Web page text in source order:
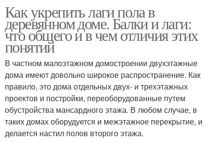
Как укрепить лаги пола в
деревянном доме. Балки и лаги:
что общего и в чем отличия этих
понятий
В частном малоэтажном домостроении двухэтажные
дома имеют довольно широкое распространение. Как
правило, это дома отдельных двух- и трехэтажных
проектов и постройки, переоборудованные путем
обустройства мансардного этажа. В любом случае, в
таких домах оборудуется и межэтажное перекрытие, и
делается настил полов второго этажа.